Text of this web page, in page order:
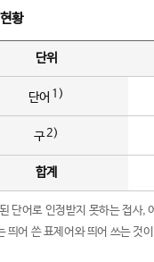
황
단위
단어 1)
구2)
합계
단어로 인정받지 못하는 접사,
띄어 쓴 표제어와 띄어 쓰는 것